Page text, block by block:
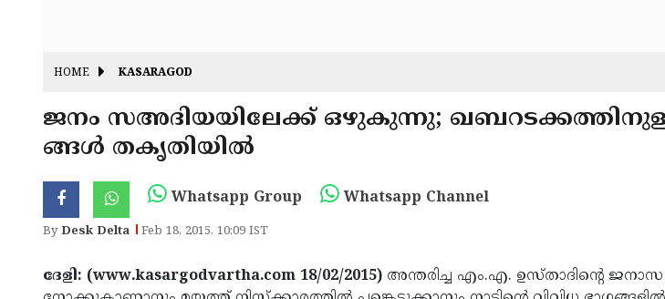
HOME KASARAGOD
ജനം സഅദിയയിലേക്ക് ഒഴുകുന്നു;
ങ്ങള്‍ തകൃതിയില്‍
Whatsapp Group Whatsapp Channel
ByDesk Delta Feb 18, 2015, 10:09 IST
ദേളി: (www.kasargodvartha.com 18/02/2015) അന്തരിച്ച എം.എ. ഉസ്താദിന്റെ